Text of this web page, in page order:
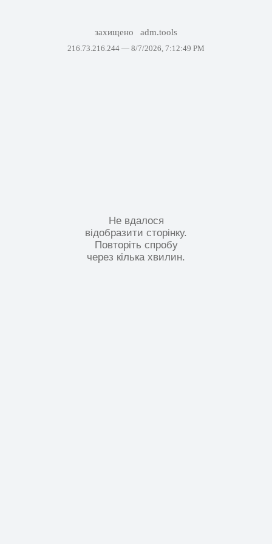
захищено adm.tools
216.73.216.244 — 8/7/2026, 7:12:49 PM
Не вдалося
відобразити сторінку.
Повторіть спробу
через кілька хвилин.